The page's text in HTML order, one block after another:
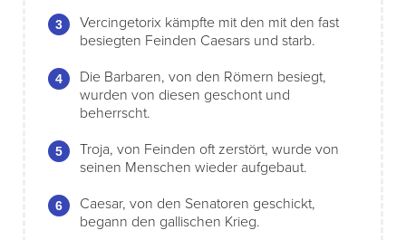
Vercingetorix kämpfte mit den mit den fast
besiegten Feinden Caesars und starb.
Die Barbaren, von den Römern besiegt,
wurden von diesen geschont und
beherrscht.
Troja, von Feinden oft zerstört, wurde von
seinen Menschen wieder aufgebaut.
Caesar, von den Senatoren geschickt,
begann den gallischen Krieg.